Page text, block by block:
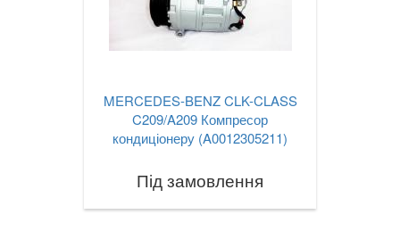
SUZUKI
MERCEDES-BENZ CLK-CLASS
C209/A209 Компресор
кондиціонеру (A0012305211)
Під замовлення